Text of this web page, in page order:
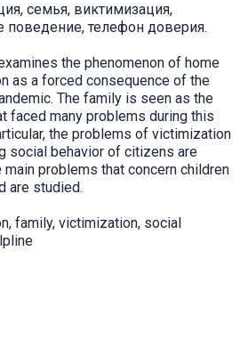
семья, виктимизация,
поведение, телефон доверия.
the phenomenon of home
as a forced consequence of the
The family is seen as the
faced many problems during this
the problems of victimization
social behavior of citizens are
main problems that concern children
are studied.
family, victimization, social